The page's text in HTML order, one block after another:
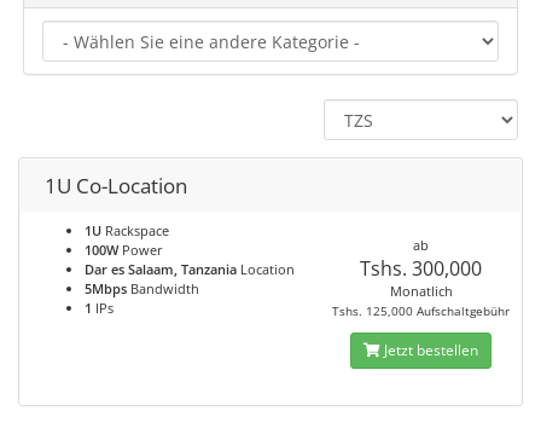
1U Co-Location
1U Rackspace
100WPower
Dar es Salaam, Tanzania Location
5Mbps Bandwidth
1 IPs
ab
Tshs. 300,000
Monatlich
Tshs. 125,000 Aufschaltgebühr
Jetzt bestellen